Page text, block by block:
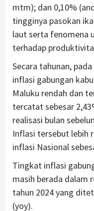
mtm); dan 0,10%
tingginya pasokan
laut serta fenomena
terhadap
Secara tahunan,
inflasi gabungan
Maluku rendah dan
tercatat sebesar
realisasi bulan
Inflasi tersebut lebih
inflasi Nasional
Tingkat inflasi
masih berada dalam
tahun 2024 yang
(yoy).